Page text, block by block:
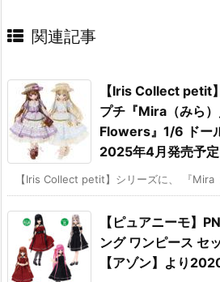
関連記事
【Iris Collect petit
プチ『Mira（みら
Flowers』1/6 ドー
2025年4月発売予
【Iris Collect petit】シリーズに、 『Mira
【ピュアニーモ】
ング ワンピース セ
【アゾン】より